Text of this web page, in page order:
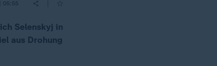
05:55
Selenskyj in
aus Drohung